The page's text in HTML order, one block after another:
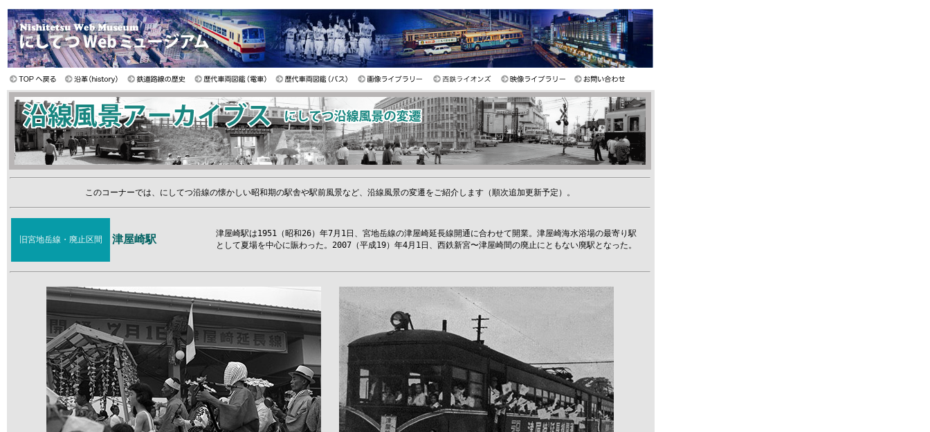
このコーナーでは、にしてつ沿線の懐かしい昭和期の駅舎や駅前風景など、沿線風景の変遷をご紹介します（順次追加更新予定）。
旧宮地岳線・廃止区間 津屋崎駅
津屋崎駅は1951（昭和26）年7月1日、宮地岳線の津屋崎延長線開通に合わせて開業。津屋崎海水浴場の最寄り駅
として夏場を中心に賑わった。2007（平成19）年4月1日、西鉄新宮〜津屋崎間の廃止にともない廃駅となった。